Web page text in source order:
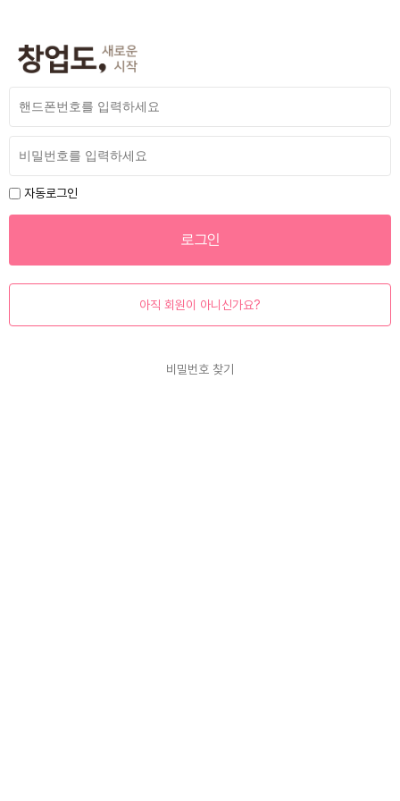
자동로그인
아직 회원이 아니신가요?
비밀번호 찾기